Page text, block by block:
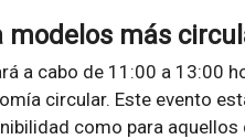
modelos más
a cabo de 11:00 a 13:00
circular. Este evento
como para